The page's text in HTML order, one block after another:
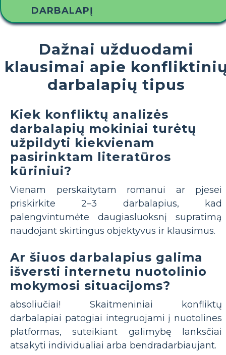
DARBALAPĮ
Dažnai užduodami
klausimai apie
darbalapių tipus
Kiek konfliktų analizės
darbalapių mokiniai turėtų
užpildyti kiekvienam
pasirinktam literatūros
kūriniui?
Vienam perskaitytam romanui ar pjesei
priskirkite 2–3 darbalapius, kad
palengvintumėte daugiasluoksnį supratimą
naudojant skirtingus objektyvus ir klausimus.
Ar šiuos darbalapius galima
išversti internetu nuotolinio
mokymosi situacijoms?
absoliučiai! Skaitmeniniai konfliktų
darbalapiai patogiai integruojami į nuotolines
platformas, suteikiant galimybę lanksčiai
atsakyti individualiai arba bendradarbiaujant.